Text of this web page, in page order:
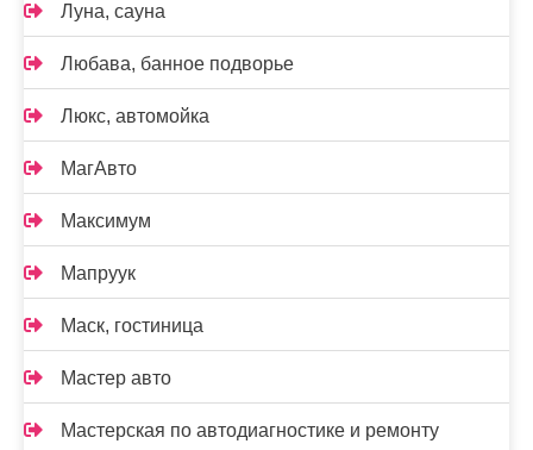
Луна, сауна
Любава, банное подворье
Люкс, автомойка
МагАвто
Максимум
Мапруук
Маск, гостиница
Мастер авто
Мастерская по автодиагностике и ремонту